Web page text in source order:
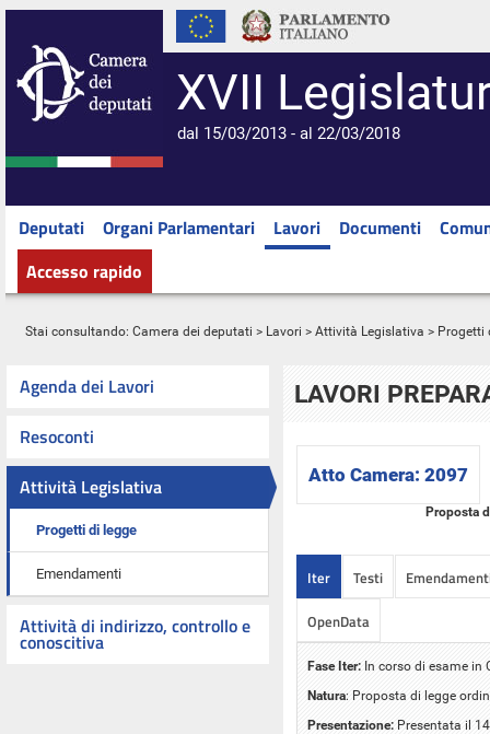
XVII
dal 15/03/2013 - al 22/03/2018
Deputati Organi Parlamentari Lavori Documenti
Accesso rapido
Stai consultando: Camera dei deputati > Lavori > Attività Legislativa > Progetti
Agenda dei Lavori
Resoconti
Attività Legislativa
Progetti di legge
Emendamenti
Attività di indirizzo, controllo e
conoscitiva
LAVORI
Atto Camera: 2097
Proposta
Iter Testi
OpenData
Fase Iter: In corso di esame in
Natura: Proposta di legge
Presentazione: Presentata il